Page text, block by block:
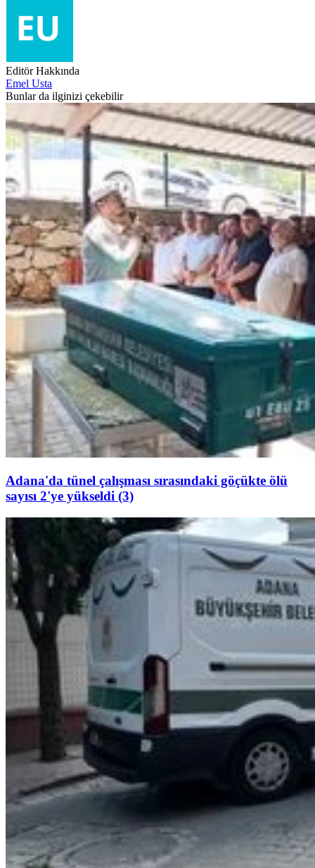
Editör Hakkında
Emel Usta
Bunlar da ilginizi çekebilir
Adana'da tünel çalışması sırasındaki göçükte ölü
sayısı 2'ye yükseldi (3)